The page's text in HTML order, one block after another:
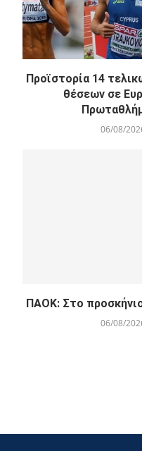
Προϊστορία 14
θέσεων σε
06/08/
ΠΑΟΚ: Στο
06/08/